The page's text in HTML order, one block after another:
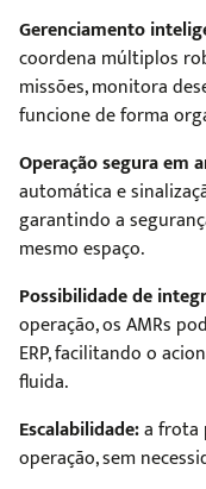
Gerenciamento
coordena múltiplos
missões, monitora
funcione de forma
Operação segura em
automática e
garantindo a
mesmo espaço.
Possibilidade de
operação, os AMRs
ERP, facilitando o
fluida.
Escalabilidade:a frota
operação, sem